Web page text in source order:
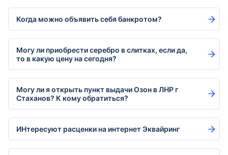
Когда можно объявить себя банкротом?
Могу ли приобрести серебро в слитках, если да,
то в какую цену на сегодня?
Могу ли я открыть пункт выдачи Озон в ЛНР г
Стаханов? К кому обратиться?
ИНтересуют расценки на интернет Эквайринг